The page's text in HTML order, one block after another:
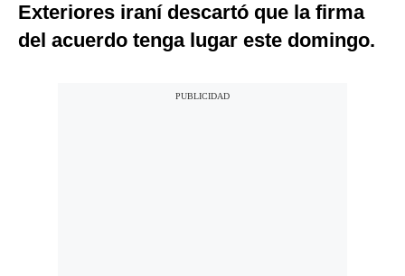
Exteriores iraní descartó que la firma
del acuerdo tenga lugar este domingo.